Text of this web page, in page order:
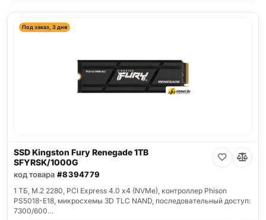
Под заказ, 3 дня
SSD Kingston Fury Renegade 1TB
SFYRSK/1000G
код товара #8394779
1 ТБ, M.2 2280, PCI Express 4.0 x4 (NVMe), контроллер Phison
PS5018-E18, микросхемы 3D TLC NAND, последовательный доступ:
7300/600…